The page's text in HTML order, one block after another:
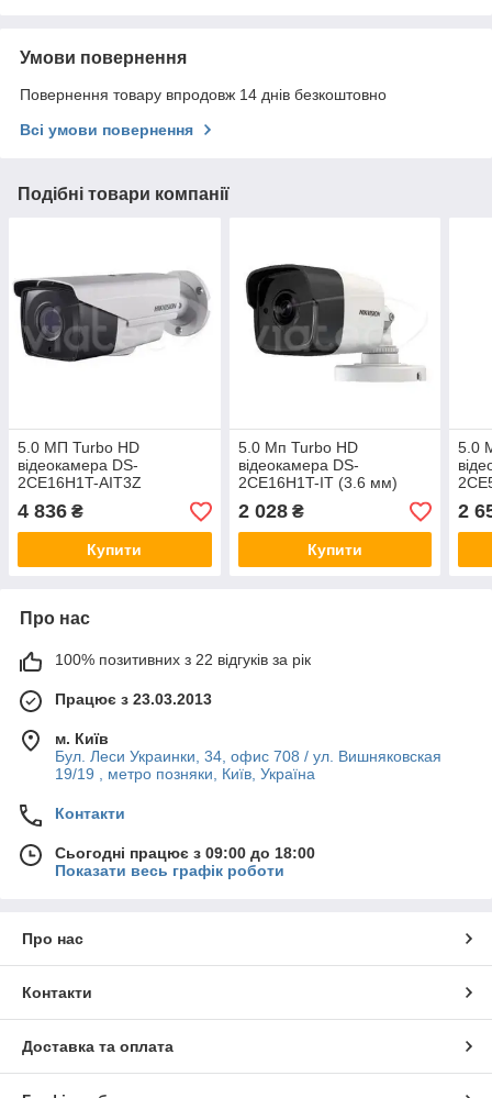
Умови повернення
Повернення товару впродовж 14 днів безкоштовно
Всі умови повернення
Подібні товари компанії
5.0 МП Turbo HD
відеокамера DS-
2CE16H1T-AIT3Z
4 836 ₴
Купити
5.0 Мп Turbo HD
відеокамера DS-
2CE16H1T-IT (3.6 мм)
2 028₴
Купити
5.0
2
Про нас
100% позитивних з 22 відгуків за рік
Працює з 23.03.2013
м. Київ
Бул. Леси Украинки, 34, офис 708 / ул. Вишняковская
19/19 , метро позняки, Київ, Україна
Контакти
Сьогодні працює з 09:00 до 18:00
Показати весь графік роботи
Про нас
Контакти
Доставка та оплата